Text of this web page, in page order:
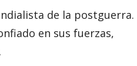
de la postguerra.
en sus fuerzas,